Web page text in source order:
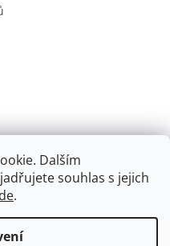
Dalším
souhlas s jejich
.